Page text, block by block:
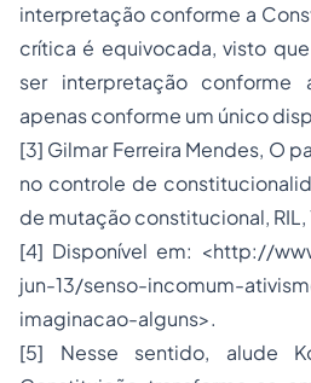
interpretação conforme a
crítica é equivocada, visto
ser interpretação
apenas conforme um único
[3] Gilmar Ferreira Mendes, O
no controle de
de mutação constitucional, RIL,
[4] Disponível em: <http://
jun-13/senso-incomum-
imaginacao-alguns>.
[5] Nesse sentido, alude